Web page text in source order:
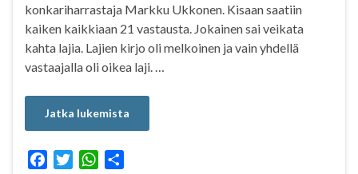
konkariharrastaja Markku Ukkonen. Kisaan saatiin
kaiken kaikkiaan 21 vastausta. Jokainen sai veikata
kahta lajia. Lajien kirjo oli melkoinen ja vain yhdellä
vastaajalla oli oikea laji. …
Jatka lukemista
W